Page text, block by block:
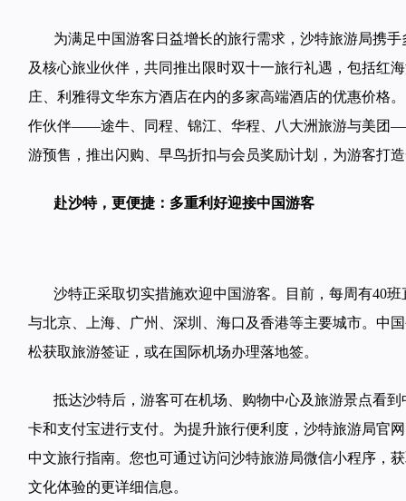
为满足中国游客日益增长的旅行需求，沙特旅游局携
及核心旅业伙伴，共同推出限时双十一旅行礼遇，包括红
庄、利雅得文华东方酒店在内的多家高端酒店的优惠价格
作伙伴——途牛、同程、锦江、华程、八大洲旅游与美团
游预售，推出闪购、早鸟折扣与会员奖励计划，为游客打
赴沙特，更便捷：多重利好迎接中国游客
沙特正采取切实措施欢迎中国游客。目前，每周有40
与北京、上海、广州、深圳、海口及香港等主要城市。中
松获取旅游签证，或在国际机场办理落地签。
抵达沙特后，游客可在机场、购物中心及旅游景点看
卡和支付宝进行支付。为提升旅行便利度，沙特旅游局官
中文旅行指南。您也可通过访问沙特旅游局微信小程序，
文化体验的更详细信息。